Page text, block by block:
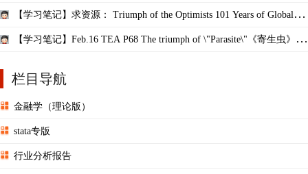
【学习笔记】求资源： Triumph of the Optimists 101 Years of Global In
【学习笔记】Feb.16 TEA P68 The triumph of \"Parasite\"《寄生虫》获
栏目导航
金融学（理论版）
stata专版
行业分析报告